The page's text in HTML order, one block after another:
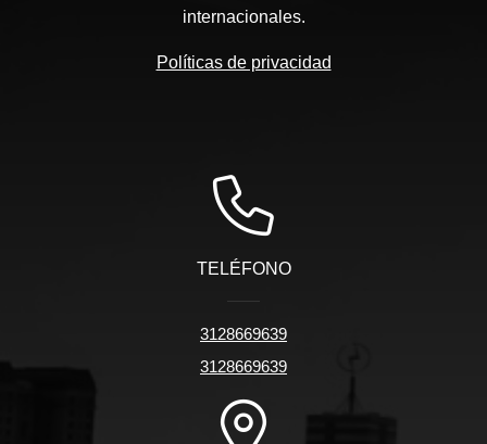
internacionales.
Políticas de privacidad
TELÉFONO
3128669639
3128669639